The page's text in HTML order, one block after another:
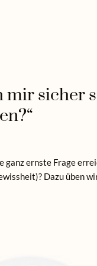
mir
ganz ernste Frage
Dazu üben